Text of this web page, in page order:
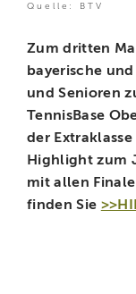
Quelle: BTV
Zum dritten
bayerische
und Senioren
TennisBase
der
Highlight zum
mit allen
finden Sie